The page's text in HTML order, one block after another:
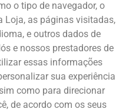
o tipo de navegador, o
Loja, as páginas visitadas,
e outros dados de
e nossos prestadores de
essas informações
sua experiência
como para direcionar
de acordo com os seus